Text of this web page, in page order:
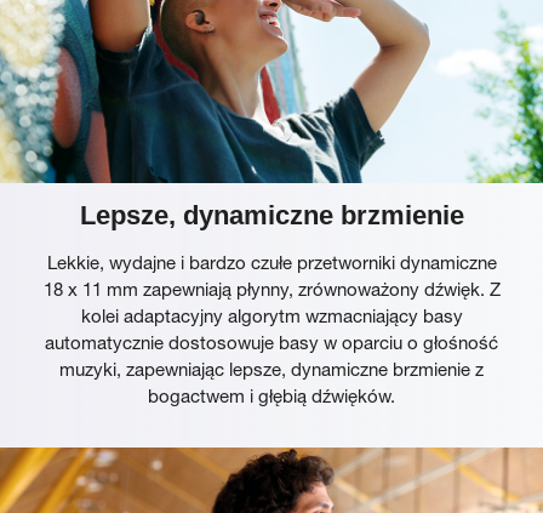
Lepsze, dynamiczne brzmienie
Lekkie, wydajne i bardzo czułe przetworniki dynamiczne
18 x 11 mm zapewniają płynny, zrównoważony dźwięk. Z
kolei adaptacyjny algorytm wzmacniający basy
automatycznie dostosowuje basy w oparciu o głośność
muzyki, zapewniając lepsze, dynamiczne brzmienie z
bogactwem i głębią dźwięków.